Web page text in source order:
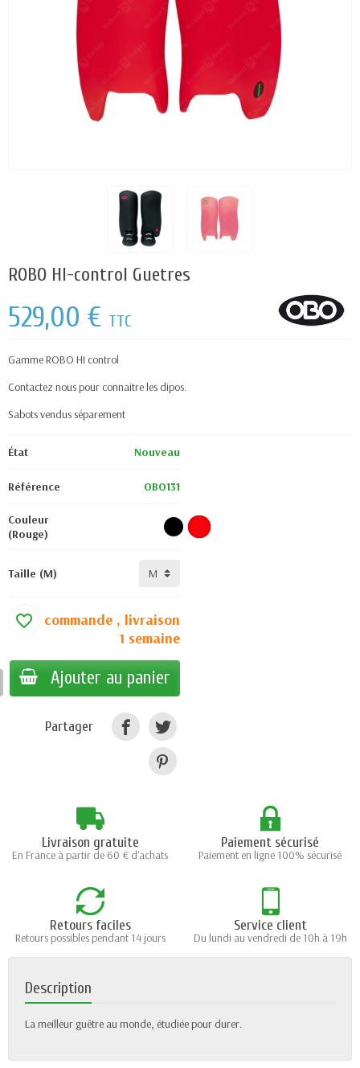
ROBO HI-control Guetres
529,00 € TTC
Gamme ROBO HI control
Contactez nous pour connaitre les dipos.
Sabots vendus séparement
État Nouveau
Référence OBO131
Couleur
(Rouge)
Taille (M)
sur commande , livraison
1 semaine
Ajouter au panier
favorite_border
Partager
Livraison gratuite
En France à partir de 60 € d'achats
Paiement sécurisé
Paiement en ligne 100% sécurisé
Retours faciles
Retours possibles pendant 14 jours
Service client
Du lundi au vendredi de 10h à 19h
Description
La meilleur guêtre au monde, étudiée pour durer.